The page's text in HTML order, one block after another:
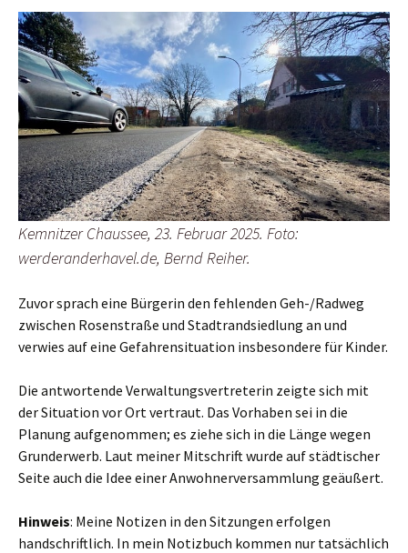
Kemnitzer Chaussee, 23. Februar 2025. Foto:
werderanderhavel.de, Bernd Reiher.
Zuvor sprach eine Bürgerin den fehlenden Geh-/Radweg
zwischen Rosenstraße und Stadtrandsiedlung an und
verwies auf eine Gefahrensituation insbesondere für Kinder.
Die antwortende Verwaltungsvertreterin zeigte sich mit
der Situation vor Ort vertraut. Das Vorhaben sei in die
Planung aufgenommen; es ziehe sich in die Länge wegen
Grunderwerb. Laut meiner Mitschrift wurde auf städtischer
Seite auch die Idee einer Anwohnerversammlung geäußert.
Hinweis: Meine Notizen in den Sitzungen erfolgen
handschriftlich. In mein Notizbuch kommen nur tatsächlich